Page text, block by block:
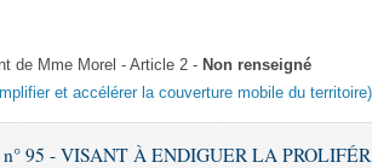
de Mme Morel - Article 2 - Non renseigné
et accélérer la couverture mobile du territoire)
n° 95 - VISANT À ENDIGUER LA